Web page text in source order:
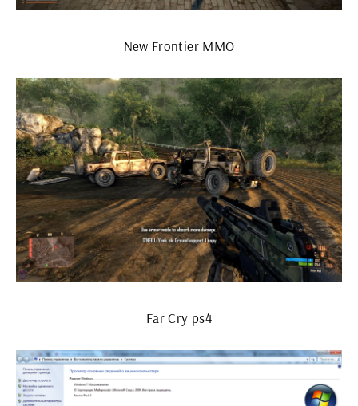
New Frontier ММО
Far Cry ps4